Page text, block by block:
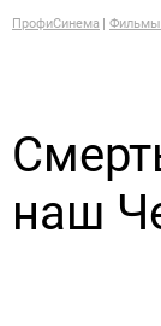
ПрофиСинема
наш